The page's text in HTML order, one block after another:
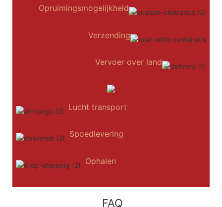
Opruimingsmogelijkheid
Verzending
Vervoer over land
Lucht transport
Spoedlevering
Ophalen
FAQ